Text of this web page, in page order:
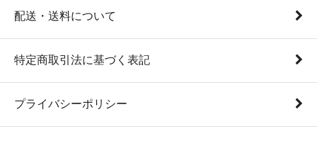
配送・送料について
特定商取引法に基づく表記
プライバシーポリシー